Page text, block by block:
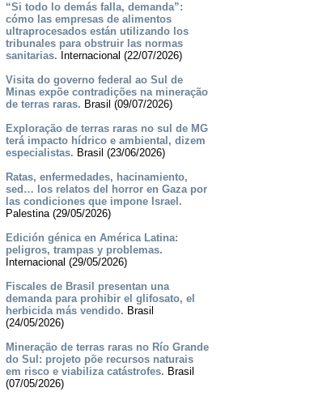
“Si todo lo demás falla, demanda”:
cómo las empresas de alimentos
ultraprocesados están utilizando los
tribunales para obstruir las normas
sanitarias. Internacional (22/07/2026)
Visita do governo federal ao Sul de
Minas expõe contradições na mineração
de terras raras. Brasil (09/07/2026)
Exploração de terras raras no sul de MG
terá impacto hídrico e ambiental, dizem
especialistas. Brasil (23/06/2026)
Ratas, enfermedades, hacinamiento,
sed… los relatos del horror en Gaza por
las condiciones que impone Israel.
Palestina (29/05/2026)
Edición génica en América Latina:
peligros, trampas y problemas.
Internacional (29/05/2026)
Fiscales de Brasil presentan una
demanda para prohibir el glifosato, el
herbicida más vendido. Brasil
(24/05/2026)
Mineração de terras raras no Río Grande
do Sul: projeto põe recursos naturais
em risco e viabiliza catástrofes. Brasil
(07/05/2026)